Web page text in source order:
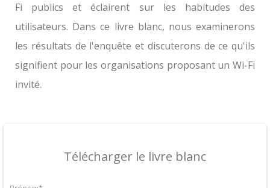
Fi publics et éclairent sur les habitudes des
utilisateurs. Dans ce livre blanc, nous examinerons
les résultats de l'enquête et discuterons de ce qu'ils
signifient pour les organisations proposant un Wi-Fi
invité.
Télécharger le livre blanc